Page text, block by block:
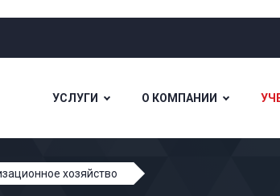
УСЛУГИ О КОМПАНИИ
хозяйство